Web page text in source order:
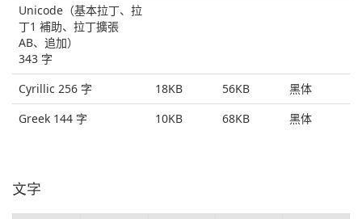
Unicode（基本拉丁、拉
丁1 補助、拉丁擴張
AB、追加）
343 字
Cyrillic 256 字
18KB 56KB
黑体
Greek 144 字
10KB 68KB 黑体
文字